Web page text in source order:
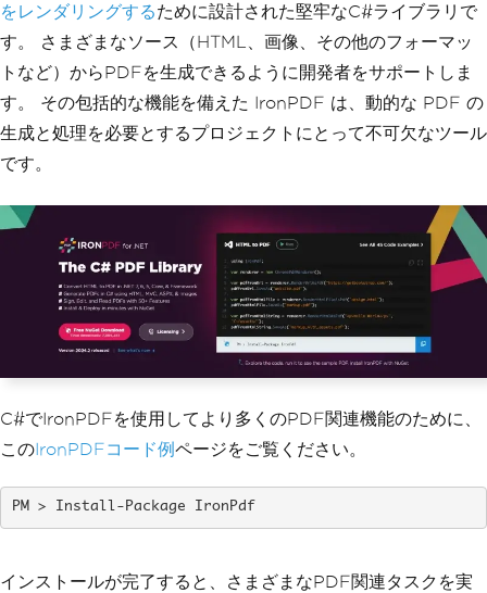
をレンダリングするために設計された堅牢なC#ライブラリで
す。 さまざまなソース（HTML、画像、その他のフォーマッ
トなど）からPDFを生成できるように開発者をサポートしま
す。 その包括的な機能を備えた IronPDF は、動的な PDF の
生成と処理を必要とするプロジェクトにとって不可欠なツール
です。
C#でIronPDFを使用してより多くのPDF関連機能のために、
このIronPDFコード例ページをご覧ください。
Install-Package IronPdf
インストールが完了すると、さまざまなPDF関連タスクを実